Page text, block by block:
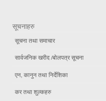
सूचनाहरु
सूचना तथा समाचार
सार्वजनिक खरीद /बोलपत्र सूचना
एन, कानुन तथा निर्देशिका
कर तथा शुल्कहरु